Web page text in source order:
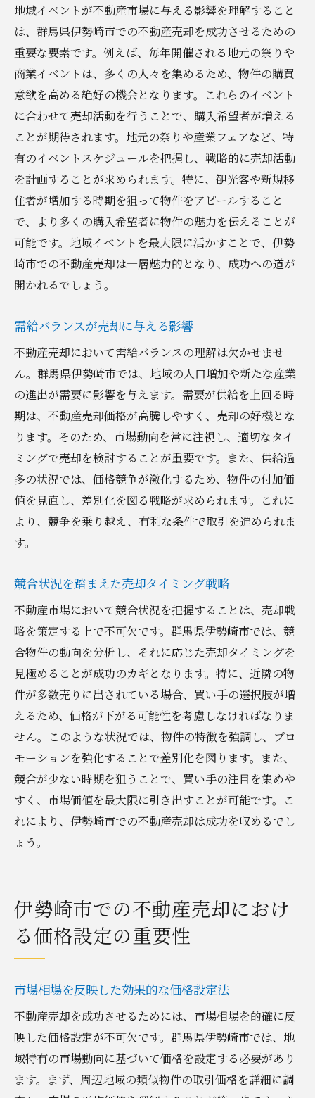
地域イベントが不動産市場に与える影響を理解すること
は、群馬県伊勢崎市での不動産売却を成功させるための
重要な要素です。例えば、毎年開催される地元の祭りや
商業イベントは、多くの人々を集めるため、物件の購買
意欲を高める絶好の機会となります。これらのイベント
に合わせて売却活動を行うことで、購入希望者が増える
ことが期待されます。地元の祭りや産業フェアなど、特
有のイベントスケジュールを把握し、戦略的に売却活動
を計画することが求められます。特に、観光客や新規移
住者が増加する時期を狙って物件をアピールすること
で、より多くの購入希望者に物件の魅力を伝えることが
可能です。地域イベントを最大限に活かすことで、伊勢
崎市での不動産売却は一層魅力的となり、成功への道が
開かれるでしょう。
需給バランスが売却に与える影響
不動産売却において需給バランスの理解は欠かせませ
ん。群馬県伊勢崎市では、地域の人口増加や新たな産業
の進出が需要に影響を与えます。需要が供給を上回る時
期は、不動産売却価格が高騰しやすく、売却の好機とな
ります。そのため、市場動向を常に注視し、適切なタイ
ミングで売却を検討することが重要です。また、供給過
多の状況では、価格競争が激化するため、物件の付加価
値を見直し、差別化を図る戦略が求められます。これに
より、競争を乗り越え、有利な条件で取引を進められま
す。
競合状況を踏まえた売却タイミング戦略
不動産市場において競合状況を把握することは、売却戦
略を策定する上で不可欠です。群馬県伊勢崎市では、競
合物件の動向を分析し、それに応じた売却タイミングを
見極めることが成功のカギとなります。特に、近隣の物
件が多数売りに出されている場合、買い手の選択肢が増
えるため、価格が下がる可能性を考慮しなければなりま
せん。このような状況では、物件の特徴を強調し、プロ
モーションを強化することで差別化を図ります。また、
競合が少ない時期を狙うことで、買い手の注目を集めや
すく、市場価値を最大限に引き出すことが可能です。こ
れにより、伊勢崎市での不動産売却は成功を収めるでし
ょう。
伊勢崎市での不動産売却におけ
る価格設定の重要性
市場相場を反映した効果的な価格設定法
不動産売却を成功させるためには、市場相場を的確に反
映した価格設定が不可欠です。群馬県伊勢崎市では、地
域特有の市場動向に基づいて価格を設定する必要があり
ます。まず、周辺地域の類似物件の取引価格を詳細に調